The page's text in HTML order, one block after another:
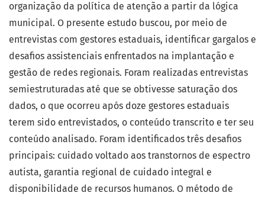
organização da política de atenção a partir da lógica
municipal. O presente estudo buscou, por meio de
entrevistas com gestores estaduais, identificar gargalos e
desafios assistenciais enfrentados na implantação e
gestão de redes regionais. Foram realizadas entrevistas
semiestruturadas até que se obtivesse saturação dos
dados, o que ocorreu após doze gestores estaduais
terem sido entrevistados, o conteúdo transcrito e ter seu
conteúdo analisado. Foram identificados três desafios
principais: cuidado voltado aos transtornos de espectro
autista, garantia regional de cuidado integral e
disponibilidade de recursos humanos. O método de